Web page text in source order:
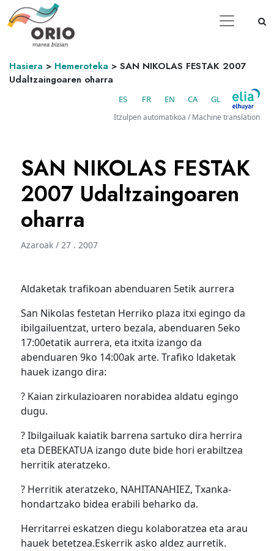
Hasiera > Hemeroteka > SAN NIKOLAS FESTAK 2007
Udaltzaingoaren oharra
ES FR EN CA GL
Itzulpen automatikoa / Machine translation
SAN NIKOLAS FESTAK
2007 Udaltzaingoaren
oharra
Azaroak / 27 . 2007
Aldaketak trafikoan abenduaren 5etik aurrera
San Nikolas festetan Herriko plaza itxi egingo da
ibilgailuentzat, urtero bezala, abenduaren 5eko
17:00etatik aurrera, eta itxita izango da
abenduaren 9ko 14:00ak arte. Trafiko ldaketak
hauek izango dira:
? Kaian zirkulazioaren norabidea aldatu egingo
dugu.
? Ibilgailuak kaiatik barrena sartuko dira herrira
eta DEBEKATUA izango dute bide hori erabiltzea
herritik ateratzeko.
? Herritik ateratzeko, NAHITANAHIEZ, Txanka-
hondartzako bidea erabili beharko da.
Herritarrei eskatzen diegu kolaboratzea eta arau
hauek betetzea.Eskerrik asko aldez aurretik.